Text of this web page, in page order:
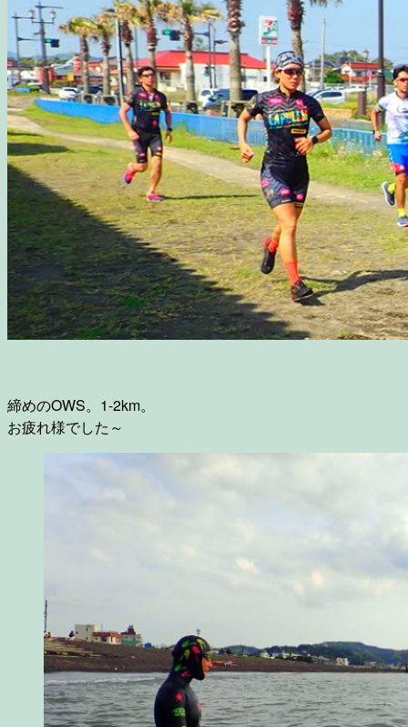
締めのOWS。1-2km。
お疲れ様でした～